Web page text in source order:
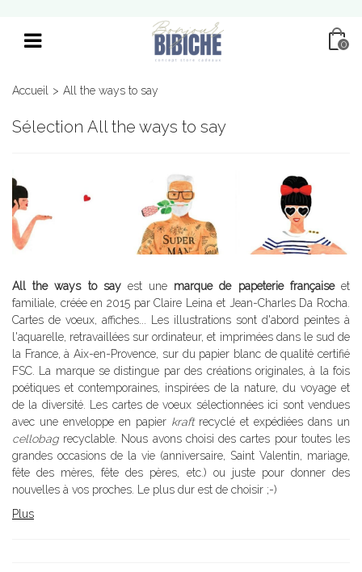
0
Accueil > All the ways to say
Sélection All the ways to say
All the ways to sayest une marque de papeterie françaiseet
familiale, créée en 2015 par Claire Leina et Jean-Charles Da Rocha.
Cartes de voeux, affiches... Les illustrations sont d'abord peintes à
l'aquarelle, retravaillées sur ordinateur, et imprimées dans le sud de
la France, à Aix-en-Provence, sur du papier blanc de qualité certifié
FSC. La marque se distingue par des créations originales, à la fois
poétiques et contemporaines, inspirées de la nature, du voyage et
de la diversité. Les cartes de voeux sélectionnées ici sont vendues
avec une enveloppe en papier kraftrecyclé et expédiées dans un
cellobag recyclable. Nous avons choisi des cartes pour toutes les
grandes occasions de la vie (anniversaire, Saint Valentin, mariage,
fête des mères, fête des pères, etc.) ou juste pour donner des
nouvelles à vos proches. Le plus dur est de choisir ;-)
Plus